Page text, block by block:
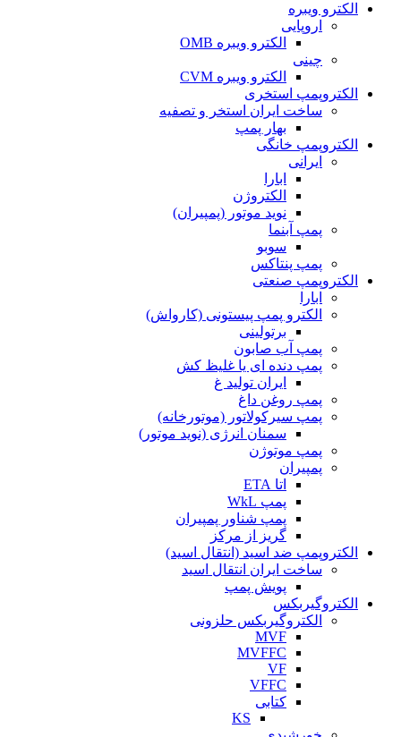
الکترو ویبره
اروپایی
الکترو ویبره OMB
چینی
الکترو ویبره CVM
الکتروپمپ استخری
ساخت ایران استخر و تصفیه
بهار پمپ
الکتروپمپ خانگی
ایرانی
ابارا
الکتروژن
نوید موتور (پمپیران)
پمپ آبنما
سوبو
پمپ پنتاکس
الکتروپمپ صنعتی
ابارا
الکترو پمپ پیستونی (کارواش)
برتولینی
پمپ آب صابون
پمپ دنده ای یا غلیظ کش
ایران تولید غ
پمپ روغن داغ
پمپ سیرکولاتور (موتورخانه)
سمنان انرژی (نوید موتور)
پمپ موتوژن
پمپیران
اتا ETA
پمپ WkL
پمپ شناور پمپیران
گریز از مرکز
الکتروپمپ ضد اسید (انتقال اسید)
ساخت ایران انتقال اسید
پویش پمپ
الکتروگیربکس
الکتروگیربکس حلزونی
MVF
MVFFC
VF
VFFC
کتابی
KS